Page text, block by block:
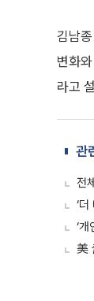
김남
변화
라고
관
전
‘
‘
美